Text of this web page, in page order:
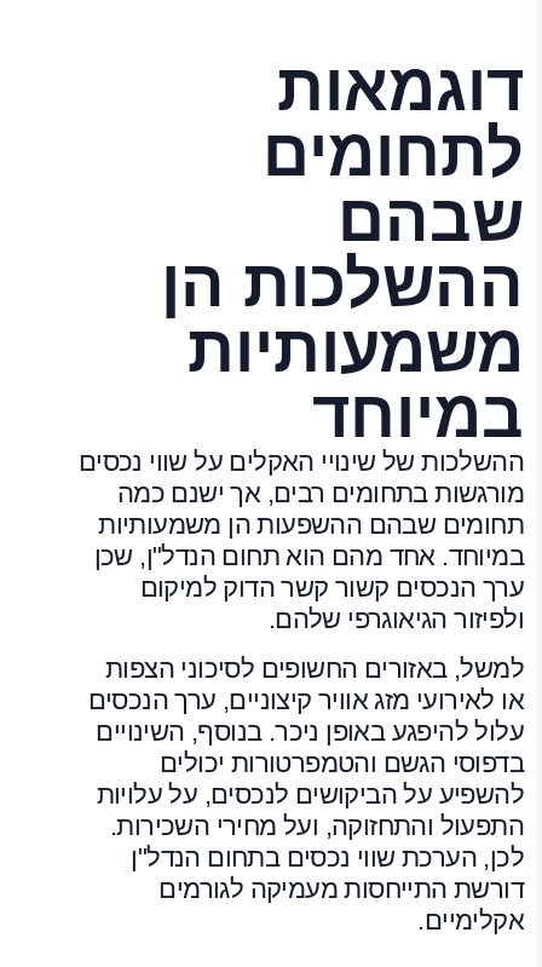
דוגמאות
לתחומים
שבהם
ההשלכות הן
משמעותיות
במיוחד
ההשלכות של שינויי האקלים על שווי נכסים
מורגשות בתחומים רבים, אך ישנם כמה
תחומים שבהם ההשפעות הן משמעותיות
במיוחד. אחד מהם הוא תחום הנדל"ן, שכן
ערך הנכסים קשור קשר הדוק למיקום
ולפיזור הגיאוגרפי שלהם.
למשל, באזורים החשופים לסיכוני הצפות
או לאירועי מזג אוויר קיצוניים, ערך הנכסים
עלול להיפגע באופן ניכר. בנוסף, השינויים
בדפוסי הגשם והטמפרטורות יכולים
להשפיע על הביקושים לנכסים, על עלויות
התפעול והתחזוקה, ועל מחירי השכירות.
לכן, הערכת שווי נכסים בתחום הנדל"ן
דורשת התייחסות מעמיקה לגורמים
אקלימיים.